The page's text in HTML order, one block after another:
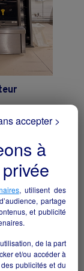
à
, utilisent des
partage
et publicité
de la part
et/ou accéder à
publicités et du
accepter >